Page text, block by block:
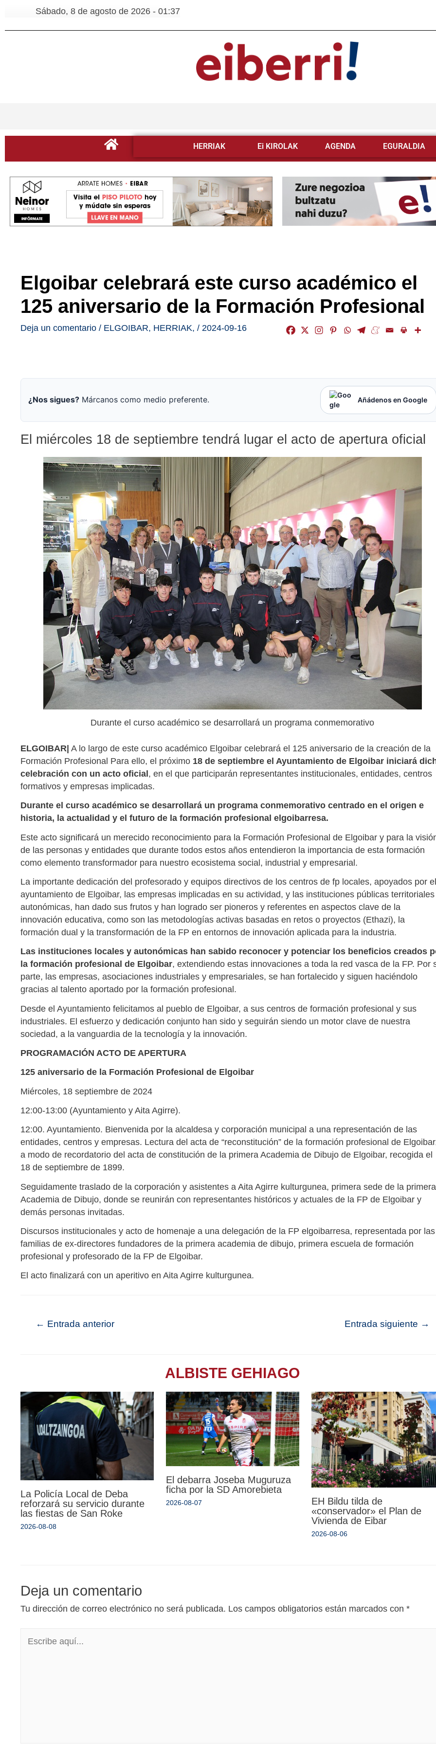
Sábado, 8 de agosto de 2026 - 01:37
HERRIAK Ei KIROLAK AGENDA EGURALDIA
Elgoibar celebrará este curso académico el
125 aniversario de la Formación Profesional
Deja un comentario / ELGOIBAR, HERRIAK, / 2024-09-16
¿Nos sigues? Márcanos como medio preferente. Añádenos en Google
El miércoles 18 de septiembre tendrá lugar el acto de apertura oficial
Durante el curso académico se desarrollará un programa conmemorativo
ELGOIBAR| A lo largo de este curso académico Elgoibar celebrará el 125 aniversario de la creación de la
Formación Profesional Para ello, el próximo 18 de septiembre el Ayuntamiento de Elgoibar iniciará
celebración con un acto oficial , en el que participarán representantes institucionales, entidades, centros
formativos y empresas implicadas.
Durante el curso académico se desarrollará un programa conmemorativo centrado en el origen e
historia, la actualidad y el futuro de la formación profesional elgoibarresa.
Este acto significará un merecido reconocimiento para la Formación Profesional de Elgoibar y para la
de las personas y entidades que durante todos estos años entendieron la importancia de esta formación
como elemento transformador para nuestro ecosistema social, industrial y empresarial.
La importante dedicación del profesorado y equipos directivos de los centros de fp locales, apoyados por el
ayuntamiento de Elgoibar, las empresas implicadas en su actividad, y las instituciones públicas
autonómicas, han dado sus frutos y han logrado ser pioneros y referentes en aspectos clave de la
innovación educativa, como son las metodologías activas basadas en retos o proyectos (Ethazi), la
formación dual y la transformación de la FP en entornos de innovación aplicada para la industria.
Las instituciones locales y autonómicas han sabido reconocer y potenciar los beneficios creados
la formación profesional de Elgoibar, extendiendo estas innovaciones a toda la red vasca de la FP. Por
parte, las empresas, asociaciones industriales y empresariales, se han fortalecido y siguen haciéndolo
gracias al talento aportado por la formación profesional.
Desde el Ayuntamiento felicitamos al pueblo de Elgoibar, a sus centros de formación profesional y sus
industriales. El esfuerzo y dedicación conjunto han sido y seguirán siendo un motor clave de nuestra
sociedad, a la vanguardia de la tecnología y la innovación.
PROGRAMACIÓN ACTO DE APERTURA
125 aniversario de la Formación Profesional de Elgoibar
Miércoles, 18 septiembre de 2024
12:00-13:00 (Ayuntamiento y Aita Agirre).
12:00. Ayuntamiento. Bienvenida por la alcaldesa y corporación municipal a una representación de las
entidades, centros y empresas. Lectura del acta de “reconstitución” de la formación profesional de
a modo de recordatorio del acta de constitución de la primera Academia de Dibujo de Elgoibar, recogida el
18 de septiembre de 1899.
Seguidamente traslado de la corporación y asistentes a Aita Agirre kulturgunea, primera sede de la primera
Academia de Dibujo, donde se reunirán con representantes históricos y actuales de la FP de Elgoibar y
demás personas invitadas.
Discursos institucionales y acto de homenaje a una delegación de la FP elgoibarresa, representada por las
familias de ex-directores fundadores de la primera academia de dibujo, primera escuela de formación
profesional y profesorado de la FP de Elgoibar.
El acto finalizará con un aperitivo en Aita Agirre kulturgunea.
← Entrada anterior Entrada siguiente →
ALBISTE GEHIAGO
La Policía Local de Deba
reforzará su servicio durante
las fiestas de San Roke
2026-08-08
El debarra Joseba Muguruza
ficha por la SD Amorebieta
2026-08-07
EH Bildu tilda de
«conservador» el Plan de
Vivienda de Eibar
2026-08-06
Deja un comentario
Tu dirección de correo electrónico no será publicada. Los campos obligatorios están marcados con *